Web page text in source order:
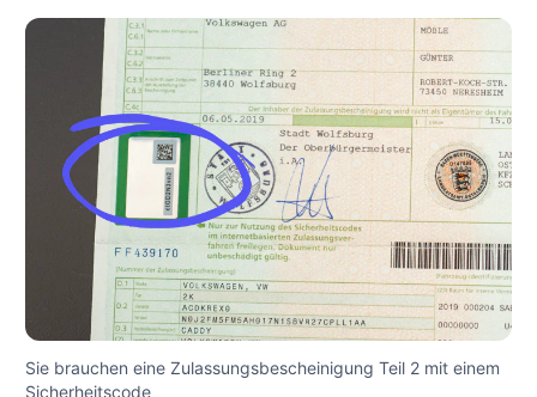
Sie brauchen eine Zulassungsbescheinigung Teil 2 mit einem
Sicherheitscode